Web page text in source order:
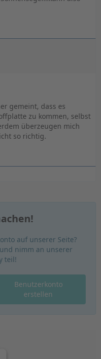
gemeint, dass es
zu kommen, selbst
überzeugen mich
so richtig.
auf unserer Seite?
und nimm an unserer
teil!
Benutzerkonto
erstellen